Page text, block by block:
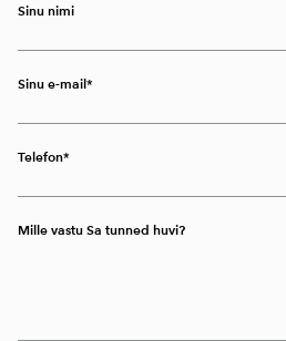
Sinu nimi
Sinu e-mail
Telefon
Mille vastu Sa tunned huvi?